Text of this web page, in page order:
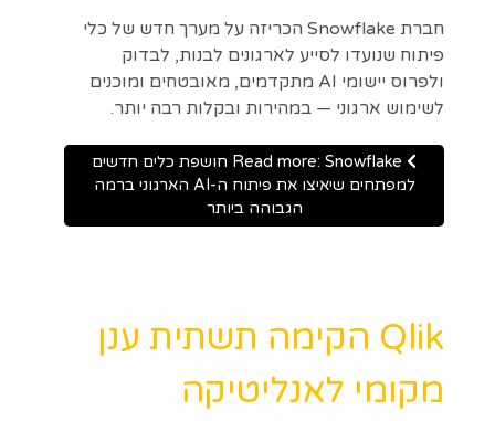
חברת Snowflake הכריזה על מערך חדש של כלי
פיתוח שנועדו לסייע לארגונים לבנות, לבדוק
ולפרוס יישומי AI מתקדמים, מאובטחים ומוכנים
לשימוש ארגוני — במהירות ובקלות רבה יותר.
Read more: Snowflake חושפת כלים חדשים
למפתחים שיאיצו את פיתוח ה-AI הארגוני ברמה
הגבוהה ביותר
Qlik הקימה תשתית ענן
מקומי לאנליטיקה